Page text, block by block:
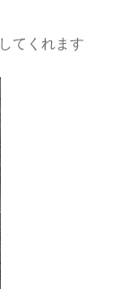
てくれます